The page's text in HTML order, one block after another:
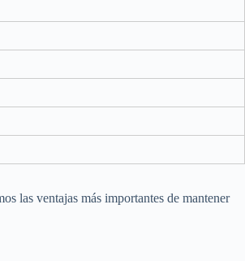
las ventajas más importantes de mantener